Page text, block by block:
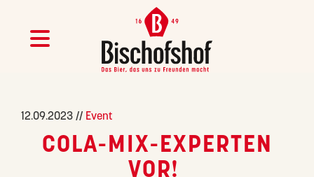
12.09.2023 // Event
COLA-MIX-EXPERTEN
VOR!